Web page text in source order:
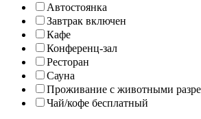
Автостоянка
Завтрак включен
Кафе
Конференц-зал
Ресторан
Сауна
Проживание с животными
Чай/кофе бесплатный